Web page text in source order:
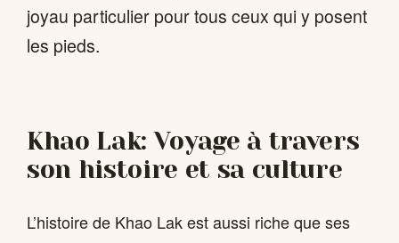
joyau particulier pour tous ceux qui y posent
les pieds.
Khao Lak: Voyage à travers
son histoire et sa culture
L’histoire de Khao Lak est aussi riche que ses